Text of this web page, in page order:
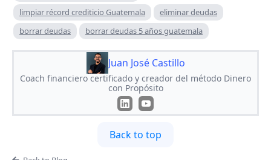
limpiar récord crediticio Guatemala
eliminar deudas
borrar deudas
borrar deudas 5 años guatemala
Juan José Castillo
Coach financiero certificado y creador del método Dinero
con Propósito
Back to top